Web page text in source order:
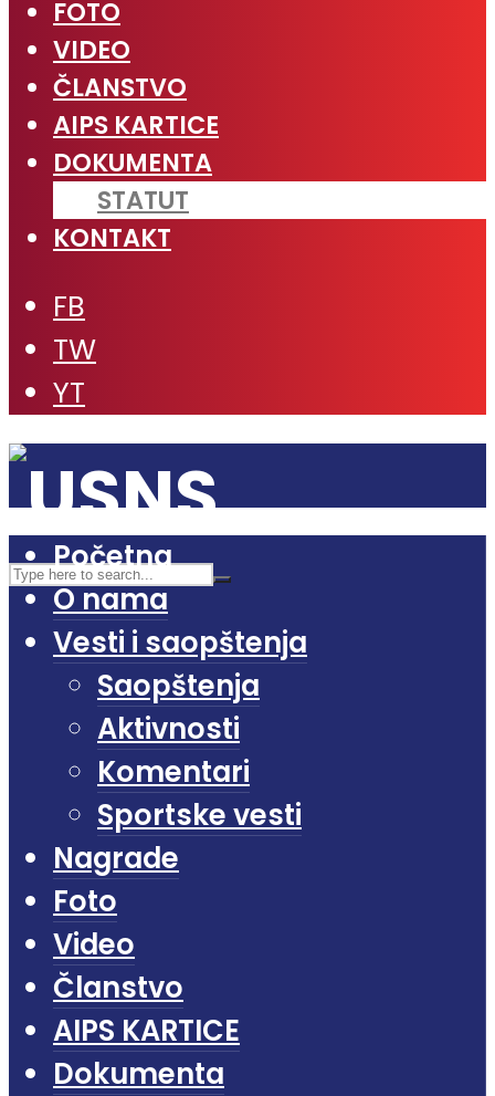
FOTO
VIDEO
ČLANSTVO
AIPS KARTICE
DOKUMENTA
STATUT
KONTAKT
FB
TW
YT
Početna
O nama
Vesti i saopštenja
Saopštenja
Aktivnosti
Komentari
Sportske vesti
Nagrade
Foto
Video
Članstvo
AIPS KARTICE
Dokumenta